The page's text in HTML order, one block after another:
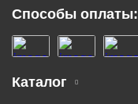
Способы оплаты:
Каталог